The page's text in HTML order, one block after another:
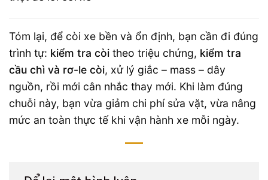
Tóm lại, để còi xe bền và ổn định, bạn cần đi đúng
trình tự: kiểm tra còi theo triệu chứng, kiểm tra
cầu chì và rơ-le còi, xử lý giắc – mass – dây
nguồn, rồi mới cân nhắc thay mới. Khi làm đúng
chuỗi này, bạn vừa giảm chi phí sửa vặt, vừa nâng
mức an toàn thực tế khi vận hành xe mỗi ngày.